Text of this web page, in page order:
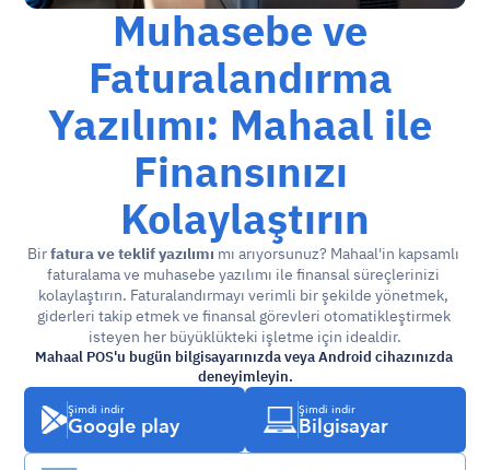
Muhasebe ve
Faturalandırma
Yazılımı: Mahaal ile
Finansınızı
Kolaylaştırın
Bir fatura ve teklif yazılımı mı arıyorsunuz? Mahaal'in kapsamlı
faturalama ve muhasebe yazılımı ile finansal süreçlerinizi
kolaylaştırın. Faturalandırmayı verimli bir şekilde yönetmek,
giderleri takip etmek ve finansal görevleri otomatikleştirmek
isteyen her büyüklükteki işletme için idealdir.
Mahaal POS'u bugün bilgisayarınızda veya Android cihazınızda
deneyimleyin.
Şimdi indir
Google play
Şimdi indir
Bilgisayar